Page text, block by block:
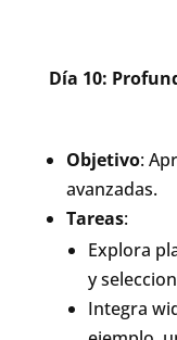
Día 10:
Objetivo:
avanzadas.
Tareas:
Explora
y
Integra